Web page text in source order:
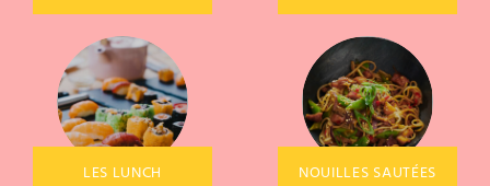
LES LUNCH NOUILLES SAUTÉES